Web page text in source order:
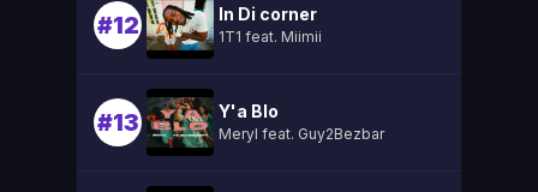
#12 In Di corner
1T1 feat. Miimii
#13 Y'a Blo
Meryl feat. Guy2Bezbar